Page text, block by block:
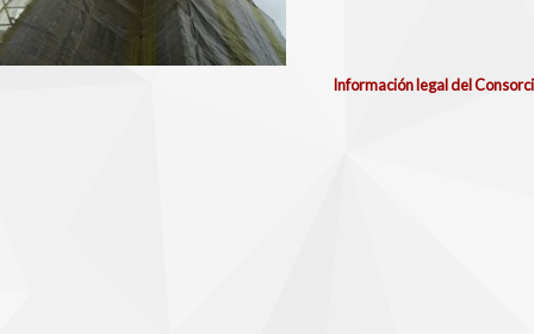
Información legal del